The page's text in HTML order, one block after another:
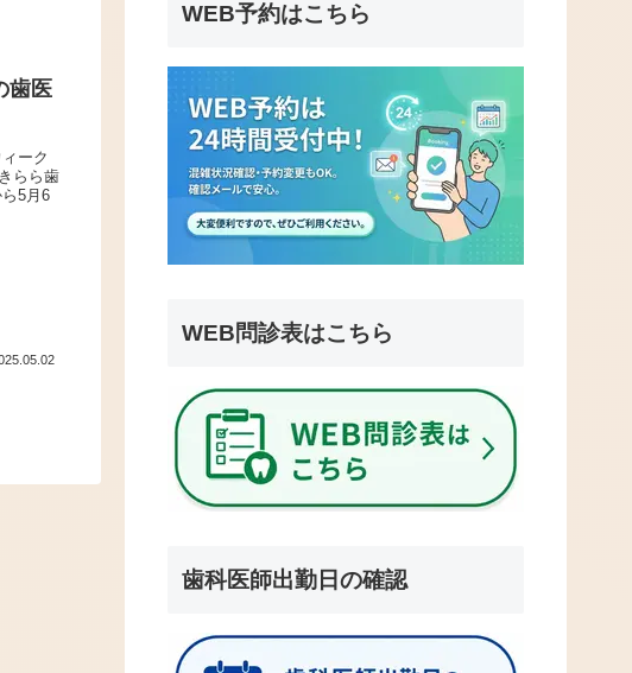
歯医
ーク
らら歯
5月6
WEB予約はこちら
WEB問診表はこちら
歯科医師出勤日の確認